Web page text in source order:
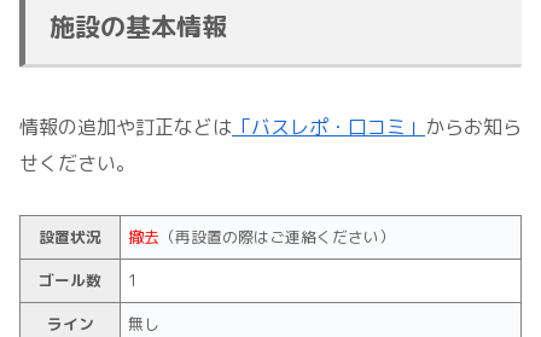
施設の基本情報
情報の追加や訂正などは 「バスレポ・口コミ」 からお知ら
せください。
設置状況 撤去 （再設置の際はご連絡ください）
ゴール数
1
ライン
無し